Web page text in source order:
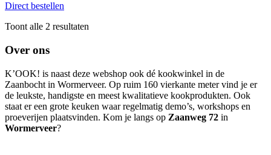
Direct bestellen
Toont alle 2 resultaten
Over ons
K’OOK! is naast deze webshop ook dé kookwinkel in de
Zaanbocht in Wormerveer. Op ruim 160 vierkante meter vind je er
de leukste, handigste en meest kwalitatieve kookprodukten. Ook
staat er een grote keuken waar regelmatig demo’s, workshops en
proeverijen plaatsvinden. Kom je langs op Zaanweg 72 in
Wormerveer?